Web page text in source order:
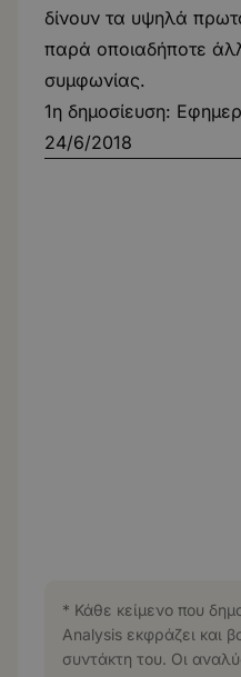
δίνουν τα υψηλά
παρά οποιαδήποτε
συμφωνίας.
1η δημοσίευση:
24/6/2018
* Κάθε κείμενο που
Analysis εκφράζει και
συντάκτη του. Οι